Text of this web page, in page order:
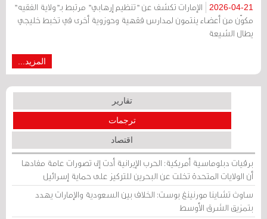
2026-04-21
الإمارات تكشف عن "تنظيم إرهابي" مرتبط بـ"ولاية الفقيه"
مكوّن من أعضاء ينتمون لمدارس فقهية وحوزوية أخرى في تخبط خليجي
يطال الشيعة
المزيد...
تقارير
ترجمات
اقتصاد
برقيات دبلوماسية أمريكية: الحرب الإيرانية أدت إلى تصورات عامة مفادها
أن الولايات المتحدة تخلت عن البحرين للتركيز على حماية إسرائيل
ساوث تشاينا مورنينغ بوست: الخلاف بين السعودية والإمارات يهدد
بتمزيق الشرق الأوسط